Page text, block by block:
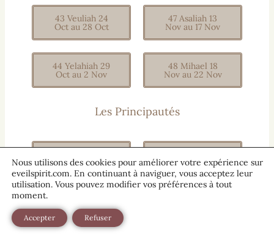
43 Veuliah 24
Oct au 28 Oct
44 Yelahiah 29
Oct au 2 Nov
47 Asaliah 13
Nov au 17 Nov
48 Mihael 18
Nov au 22 Nov
Les Principautés
Nov au 27 Nov
Nov au 2 Déc
Déc au 16 Déc
Nous utilisons des cookies pour améliorer votre expérience sur
eveilspirit.com. En continuant à naviguer, vous acceptez leur
utilisation. Vous pouvez modifier vos préférences à tout
moment.
Accepter Refuser